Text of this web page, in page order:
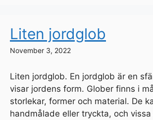
Liten jordglob
November 3, 2022
Liten jordglob. En jordglob är en
visar jordens form. Glober finns i
storlekar, former och material. De
handmålade eller tryckta, och